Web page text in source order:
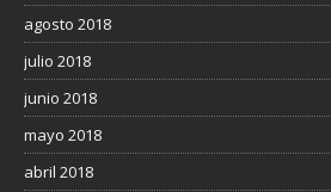
agosto 2018
julio 2018
junio 2018
mayo 2018
abril 2018